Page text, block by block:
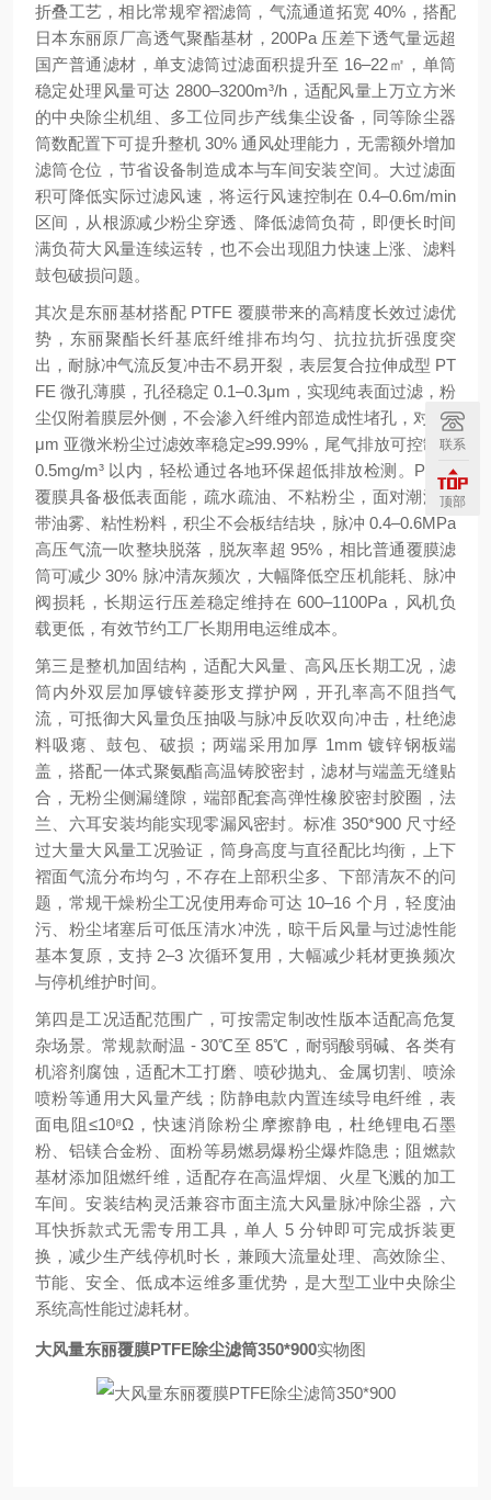
折叠工艺，相比常规窄褶滤筒，气流通道拓宽 40%，搭配
日本东丽原厂高透气聚酯基材，200Pa 压差下透气量远超
国产普通滤材，单支滤筒过滤面积提升至 16–22㎡，单筒
稳定处理风量可达 2800–3200m³/h，适配风量上万立方米
的中央除尘机组、多工位同步产线集尘设备，同等除尘器
筒数配置下可提升整机 30% 通风处理能力，无需额外增加
滤筒仓位，节省设备制造成本与车间安装空间。大过滤面
积可降低实际过滤风速，将运行风速控制在 0.4–0.6m/min
区间，从根源减少粉尘穿透、降低滤筒负荷，即便长时间
满负荷大风量连续运转，也不会出现阻力快速上涨、滤料
鼓包破损问题。
其次是东丽基材搭配 PTFE 覆膜带来的高精度长效过滤优
势，东丽聚酯长纤基底纤维排布均匀、抗拉抗折强度突
出，耐脉冲气流反复冲击不易开裂，表层复合拉伸成型 PT
FE 微孔薄膜，孔径稳定 0.1–0.3μm，实现纯表面过滤，粉
尘仅附着膜层外侧，不会渗入纤维内部造成性堵孔，对 0.3
μm 亚微米粉尘过滤效率稳定≥99.99%，尾气排放可控制在
0.5mg/m³ 以内，轻松通过各地环保超低排放检测。PTFE
覆膜具备极低表面能，疏水疏油、不粘粉尘，面对潮湿、
带油雾、粘性粉料，积尘不会板结结块，脉冲 0.4–0.6MPa
高压气流一吹整块脱落，脱灰率超 95%，相比普通覆膜滤
筒可减少 30% 脉冲清灰频次，大幅降低空压机能耗、脉冲
阀损耗，长期运行压差稳定维持在 600–1100Pa，风机负
载更低，有效节约工厂长期用电运维成本。
第三是整机加固结构，适配大风量、高风压长期工况，滤
筒内外双层加厚镀锌菱形支撑护网，开孔率高不阻挡气
流，可抵御大风量负压抽吸与脉冲反吹双向冲击，杜绝滤
料吸瘪、鼓包、破损；两端采用加厚 1mm 镀锌钢板端
盖，搭配一体式聚氨酯高温铸胶密封，滤材与端盖无缝贴
合，无粉尘侧漏缝隙，端部配套高弹性橡胶密封胶圈，法
兰、六耳安装均能实现零漏风密封。标准 350*900 尺寸经
过大量大风量工况验证，筒身高度与直径配比均衡，上下
褶面气流分布均匀，不存在上部积尘多、下部清灰不的问
题，常规干燥粉尘工况使用寿命可达 10–16 个月，轻度油
污、粉尘堵塞后可低压清水冲洗，晾干后风量与过滤性能
基本复原，支持 2–3 次循环复用，大幅减少耗材更换频次
与停机维护时间。
第四是工况适配范围广，可按需定制改性版本适配高危复
杂场景。常规款耐温 - 30℃至 85℃，耐弱酸弱碱、各类有
机溶剂腐蚀，适配木工打磨、喷砂抛丸、金属切割、喷涂
喷粉等通用大风量产线；防静电款内置连续导电纤维，表
面电阻≤10⁸Ω，快速消除粉尘摩擦静电，杜绝锂电石墨
粉、铝镁合金粉、面粉等易燃易爆粉尘爆炸隐患；阻燃款
基材添加阻燃纤维，适配存在高温焊烟、火星飞溅的加工
车间。安装结构灵活兼容市面主流大风量脉冲除尘器，六
耳快拆款式无需专用工具，单人 5 分钟即可完成拆装更
换，减少生产线停机时长，兼顾大流量处理、高效除尘、
节能、安全、低成本运维多重优势，是大型工业中央除尘
系统高性能过滤耗材。
大风量东丽覆膜PTFE除尘滤筒350*900实物图
联系
顶部